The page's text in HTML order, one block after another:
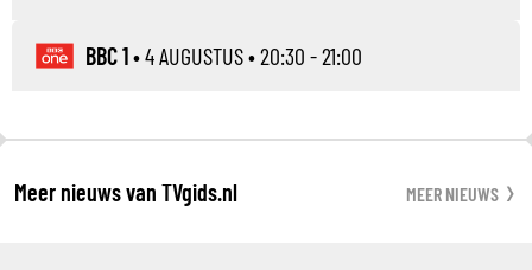
BBC 1•4 AUGUSTUS• 20:30 - 21:00
Meer nieuws van TVgids.nl MEER NIEUWS